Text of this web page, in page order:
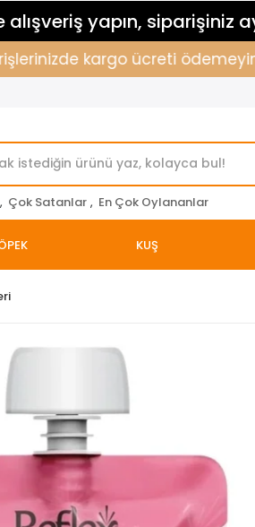
alışveriş yapın, siparişiniz
kargo ücreti ödemeyin.
, Çok Satanlar , En Çok Oylananlar
KUŞ